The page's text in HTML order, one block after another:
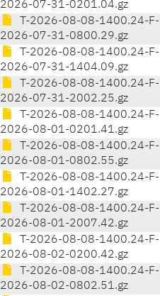
2026-07-31-0201.04.gz
T-2026-08-08-1400.24-F-
2026-07-31-0800.29.gz
T-2026-08-08-1400.24-F-
2026-07-31-1404.09.gz
T-2026-08-08-1400.24-F-
2026-07-31-2002.25.gz
T-2026-08-08-1400.24-F-
2026-08-01-0201.41.gz
T-2026-08-08-1400.24-F-
2026-08-01-0802.55.gz
T-2026-08-08-1400.24-F-
2026-08-01-1402.27.gz
T-2026-08-08-1400.24-F-
2026-08-01-2007.42.gz
T-2026-08-08-1400.24-F-
2026-08-02-0200.42.gz
T-2026-08-08-1400.24-F-
2026-08-02-0802.51.gz